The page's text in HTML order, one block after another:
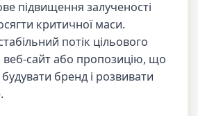
підвищення залученості
критичної маси.
потік цільового
веб-сайт або пропозицію, що
бренд і розвивати